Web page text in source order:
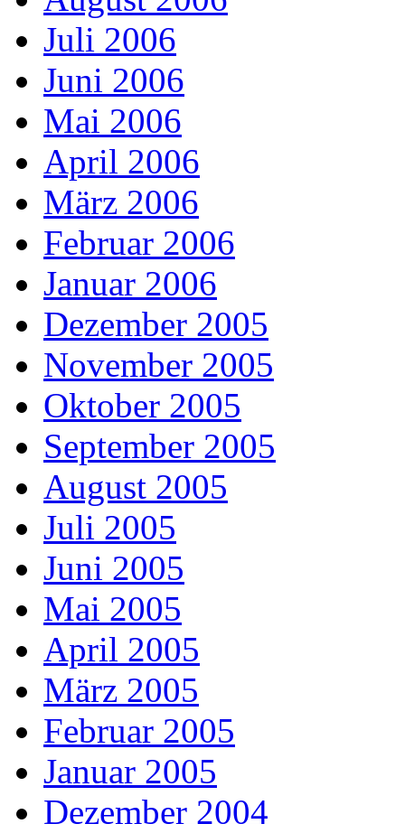
Juli 2006
Juni 2006
Mai 2006
April 2006
März 2006
Februar 2006
Januar 2006
Dezember 2005
November 2005
Oktober 2005
September 2005
August 2005
Juli 2005
Juni 2005
Mai 2005
April 2005
März 2005
Februar 2005
Januar 2005
Dezember 2004